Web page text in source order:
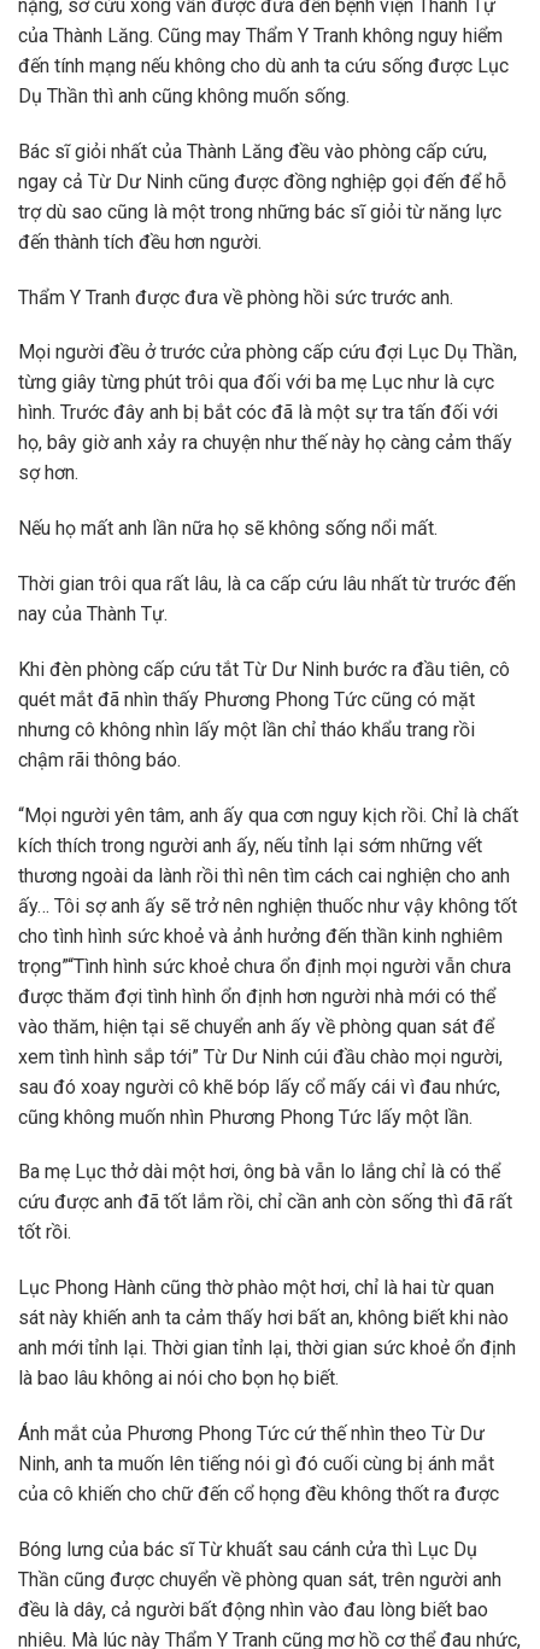
nặng, sơ cứu xong vẫn được đưa đến bệnh viện Thành Tự
của Thành Lăng. Cũng may Thẩm Y Tranh không nguy hiểm
đến tính mạng nếu không cho dù anh ta cứu sống được Lục
Dụ Thần thì anh cũng không muốn sống.
Bác sĩ giỏi nhất của Thành Lăng đều vào phòng cấp cứu,
ngay cả Từ Dư Ninh cũng được đồng nghiệp gọi đến để hỗ
trợ dù sao cũng là một trong những bác sĩ giỏi từ năng lực
đến thành tích đều hơn người.
Thẩm Y Tranh được đưa về phòng hồi sức trước anh.
Mọi người đều ở trước cửa phòng cấp cứu đợi Lục Dụ Thần,
từng giây từng phút trôi qua đối với ba mẹ Lục như là cực
hình. Trước đây anh bị bắt cóc đã là một sự tra tấn đối với
họ, bây giờ anh xảy ra chuyện như thế này họ càng cảm thấy
sợ hơn.
Nếu họ mất anh lần nữa họ sẽ không sống nổi mất.
Thời gian trôi qua rất lâu, là ca cấp cứu lâu nhất từ trước đến
nay của Thành Tự.
Khi đèn phòng cấp cứu tắt Từ Dư Ninh bước ra đầu tiên, cô
quét mắt đã nhìn thấy Phương Phong Tức cũng có mặt
nhưng cô không nhìn lấy một lần chỉ tháo khẩu trang rồi
chậm rãi thông báo.
“Mọi người yên tâm, anh ấy qua cơn nguy kịch rồi. Chỉ là chất
kích thích trong người anh ấy, nếu tỉnh lại sớm những vết
thương ngoài da lành rồi thì nên tìm cách cai nghiện cho anh
ấy… Tôi sợ anh ấy sẽ trở nên nghiện thuốc như vậy không tốt
cho tình hình sức khoẻ và ảnh hưởng đến thần kinh nghiêm
trọng”“Tình hình sức khoẻ chưa ổn định mọi người vẫn chưa
được thăm đợi tình hình ổn định hơn người nhà mới có thể
vào thăm, hiện tại sẽ chuyển anh ấy về phòng quan sát để
xem tình hình sắp tới” Từ Dư Ninh cúi đầu chào mọi người,
sau đó xoay người cô khẽ bóp lấy cổ mấy cái vì đau nhức,
cũng không muốn nhìn Phương Phong Tức lấy một lần.
Ba mẹ Lục thở dài một hơi, ông bà vẫn lo lắng chỉ là có thể
cứu được anh đã tốt lắm rồi, chỉ cần anh còn sống thì đã rất
tốt rồi.
Lục Phong Hành cũng thờ phào một hơi, chỉ là hai từ quan
sát này khiến anh ta cảm thấy hơi bất an, không biết khi nào
anh mới tỉnh lại. Thời gian tỉnh lại, thời gian sức khoẻ ổn định
là bao lâu không ai nói cho bọn họ biết.
Ánh mắt của Phương Phong Tức cứ thế nhìn theo Từ Dư
Ninh, anh ta muốn lên tiếng nói gì đó cuối cùng bị ánh mắt
của cô khiến cho chữ đến cổ họng đều không thốt ra được
Bóng lưng của bác sĩ Từ khuất sau cánh cửa thì Lục Dụ
Thần cũng được chuyển về phòng quan sát, trên người anh
đều là dây, cả người bất động nhìn vào đau lòng biết bao
nhiêu. Mà lúc này Thẩm Y Tranh cũng mơ hồ cơ thể đau nhức,